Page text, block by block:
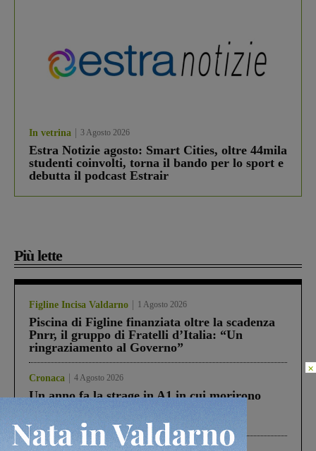
In vetrina 3 Agosto 2026
Estra Notizie agosto: Smart Cities, oltre 44mila
studenti coinvolti, torna il bando per lo sport e
debutta il podcast Estrair
Più lette
Figline Incisa Valdarno 1 Agosto 2026
Piscina di Figline finanziata oltre la scadenza
Pnrr, il gruppo di Fratelli d’Italia: “Un
ringraziamento al Governo”
Cronaca 4 Agosto 2026
Un anno fa la strage in A1 in cui morirono
processo, lo stop ai sorpassi fra tir....
×